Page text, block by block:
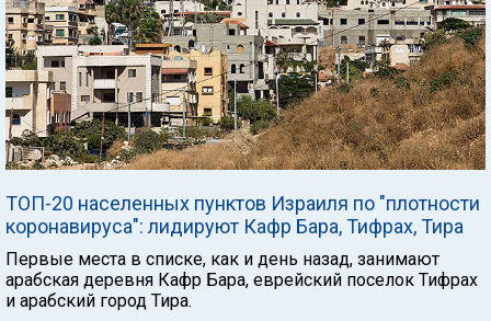
ТОП-20 населенных пунктов Израиля по "плотности
коронавируса": лидируют Кафр Бара, Тифрах, Тира
Первые места в списке, как и день назад, занимают
арабская деревня Кафр Бара, еврейский поселок Тифрах
и арабский город Тира.